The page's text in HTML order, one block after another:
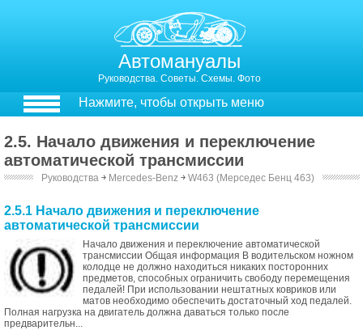
Автомануалы
Руководства. Советы. Схемы. Фото
Нажмите, чтобы открыть меню
2.5. Начало движения и переключение
автоматической трансмиссии
Руководства ￫ Mercedes-Benz ￫ W463 (Мерседес Бенц 463)
2.5.1 Начало движения и переключение
автоматической трансмиссии
Начало движения и переключение автоматической
трансмиссии Общая информация В водительском ножном
колодце не должно находиться никаких посторонних
предметов, способных ограничить свободу перемещения
педалей! При использовании нештатных ковриков или
матов необходимо обеспечить достаточный ход педалей.
Полная нагрузка на двигатель должна даваться только после
предварительн...